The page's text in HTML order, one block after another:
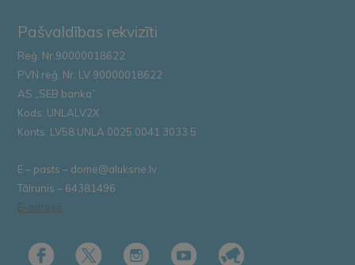
Pašvaldības rekvizīti
Reģ. Nr.90000018622
PVN reģ. Nr. LV 90000018622
AS „SEB banka”
Kods: UNLALV2X
Konts: LV58 UNLA 0025 0041 3033 5
E – pasts – dome@aluksne.lv
Tālrunis – 64381496
E-adrese